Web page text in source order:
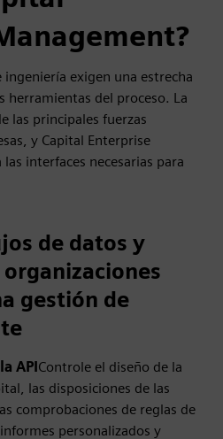
ingeniería exigen una estrecha
herramientas del proceso. La
las principales fuerzas
y Capital Enterprise
interfaces necesarias para
de datos y
gestión de
APIControle el diseño de la
las disposiciones de las
comprobaciones de reglas de
personalizados y